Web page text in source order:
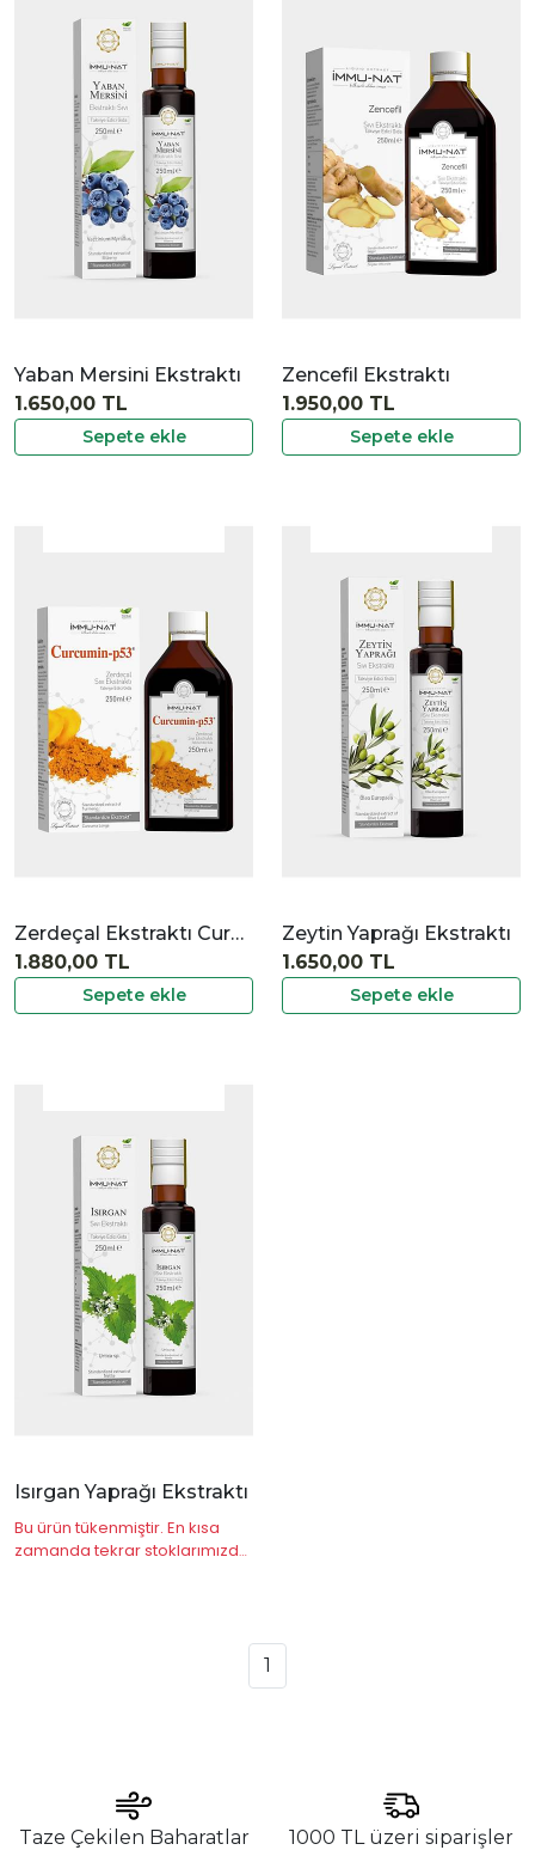
Yaban Mersini Ekstraktı
Sepete ekle
1.650,00 TL
Zencefil Ekstraktı
Sepete ekle
1.950,00 TL
Zerdeçal Ekstraktı Curcumin P53
Sepete ekle
1.880,00 TL
Zeytin Yaprağı Ekstraktı
Sepete ekle
1.650,00 TL
Isırgan Yaprağı Ekstraktı
Bu ürün tükenmiştir. En kısa
zamanda tekrar stoklarımızda
1
Taze Çekilen Baharatlar
1000 TL üzeri siparişler